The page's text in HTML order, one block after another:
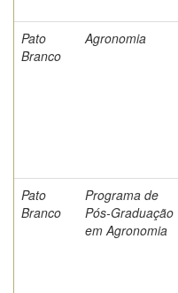
Pato
Branco
Agronomia
Pato
Branco
Programa de
Pós-Graduação
em Agronomia